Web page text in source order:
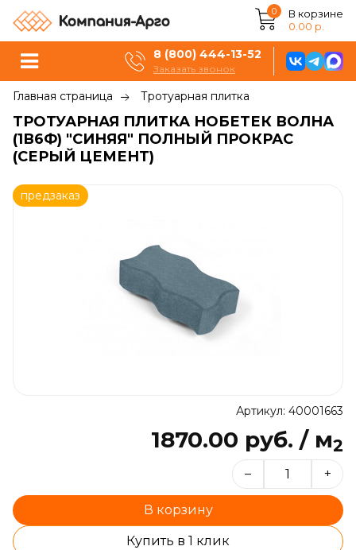
0
В корзине
0.00 р.
8 (800) 444-13-52
Заказать звонок
Главная страница Тротуарная плитка
ТРОТУАРНАЯ ПЛИТКА НОБЕТЕК ВОЛНА
(1В6Ф) "СИНЯЯ" ПОЛНЫЙ ПРОКРАС
(СЕРЫЙ ЦЕМЕНТ)
предзаказ
Артикул: 40001663
1870.00 руб. / м2
– +
В корзину
Купить в 1 клик